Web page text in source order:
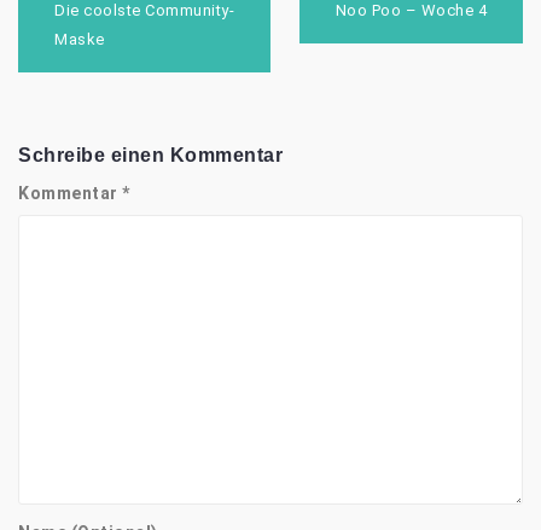
Die coolste Community-
Maske
Noo Poo – Woche 4
Schreibe einen Kommentar
Kommentar *